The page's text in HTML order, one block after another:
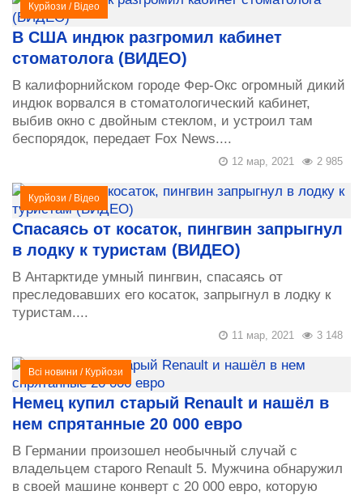
Курйози / Відео
В США индюк разгромил кабинет
стоматолога (ВИДЕО)
В калифорнийском городе Фер-Окс огромный дикий
индюк ворвался в стоматологический кабинет,
выбив окно с двойным стеклом, и устроил там
беспорядок, передает Fox News....
2 985
12 мар, 2021
Курйози / Відео
Спасаясь от косаток, пингвин запрыгнул
в лодку к туристам (ВИДЕО)
В Антарктиде умный пингвин, спасаясь от
преследовавших его косаток, запрыгнул в лодку к
туристам....
3 148
11 мар, 2021
Всі новини / Курйози
Немец купил старый Renault и нашёл в
нем спрятанные 20 000 евро
В Германии произошел необычный случай с
владельцем старого Renault 5. Мужчина обнаружил
в своей машине конверт с 20 000 евро, которую